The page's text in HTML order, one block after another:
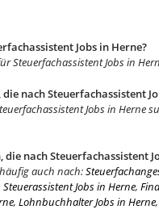
Jobs in Herne?
Steuerfachassistent Jobs in
nach Steuerfachassistent
Jobs in Herne
nach Steuerfachassistent
auch nach:
Steuerassistent Jobs in Herne,
, Lohnbuchhalter Jobs in Herne,